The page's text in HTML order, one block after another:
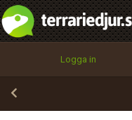
Logga in
integritetspolicy
Namn:
Epost:
Begär nytt lösenord